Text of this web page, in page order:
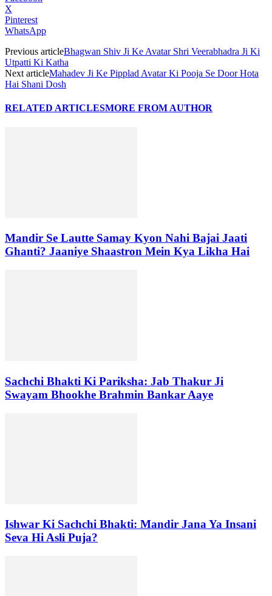
X
Pinterest
WhatsApp
Previous articleBhagwan Shiv Ji Ke Avatar Shri Veerabhadra Ji Ki
Utpatti Ki Katha
Next articleMahadev Ji Ke Pipplad Avatar Ki Pooja Se Door Hota
Hai Shani Dosh
RELATED ARTICLESMORE FROM AUTHOR
Mandir Se Lautte Samay Kyon Nahi Bajai Jaati
Ghanti? Jaaniye Shaastron Mein Kya Likha Hai
Sachchi Bhakti Ki Pariksha: Jab Thakur Ji
Swayam Bhookhe Brahmin Bankar Aaye
Ishwar Ki Sachchi Bhakti: Mandir Jana Ya Insani
Seva Hi Asli Puja?